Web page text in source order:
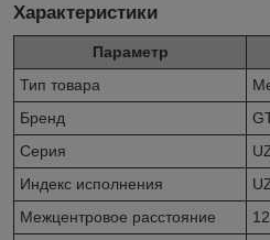
Характеристики
Параметр
Тип товара
Бренд
Серия
Индекс исполнения
Межцентровое расстояние